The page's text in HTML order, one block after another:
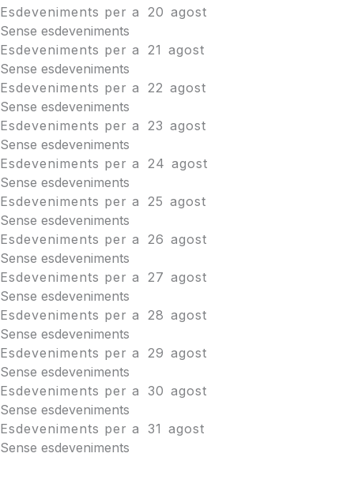
Esdeveniments per a
20 agost
Sense esdeveniments
Esdeveniments per a
21 agost
Sense esdeveniments
Esdeveniments per a
22 agost
Sense esdeveniments
Esdeveniments per a
23 agost
Sense esdeveniments
Esdeveniments per a
24 agost
Sense esdeveniments
Esdeveniments per a
25 agost
Sense esdeveniments
Esdeveniments per a
26 agost
Sense esdeveniments
Esdeveniments per a
27 agost
Sense esdeveniments
Esdeveniments per a
28 agost
Sense esdeveniments
Esdeveniments per a
29 agost
Sense esdeveniments
Esdeveniments per a 30 agost
Sense esdeveniments
Esdeveniments per a 31 agost
Sense esdeveniments